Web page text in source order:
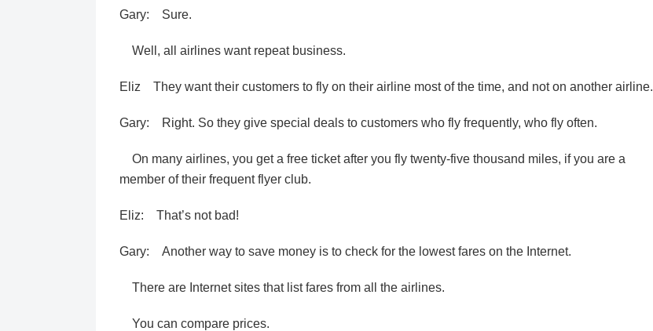
Gary: Sure.
Well, all airlines want repeat business.
Eliz They want their customers to fly on their airline most of the time, and not on another airline.
Gary: Right. So they give special deals to customers who fly frequently, who fly often.
On many airlines, you get a free ticket after you fly twenty-five thousand miles, if you are a
member of their frequent flyer club.
Eliz: That’s not bad!
Gary: Another way to save money is to check for the lowest fares on the Internet.
There are Internet sites that list fares from all the airlines.
You can compare prices.